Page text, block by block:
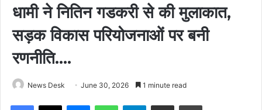
धामी ने नितिन गडकरी से की मुलाकात,
सड़क विकास परियोजनाओं पर बनी
रणनीति….
News Desk June 30, 2026 1 minute read
Facebook
X MessengerWhatsAppTelegramShare via Email Print